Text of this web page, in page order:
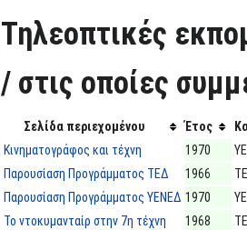
Τηλεοπτικές
/ στις οποίες
Σελίδα περιεχομένου Έτος
Κινηματογράφος και τέχνη
1970
Παρουσίαση Προγράμματος ΤΕΔ
1966
Παρουσίαση Προγράμματος ΥΕΝΕΔ 1970
Το ντοκυμανταίρ στην 7η τέχνη
1968